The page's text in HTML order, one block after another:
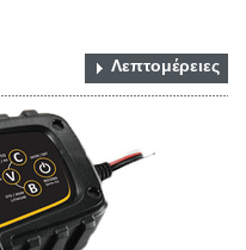
Λεπτομέρειες